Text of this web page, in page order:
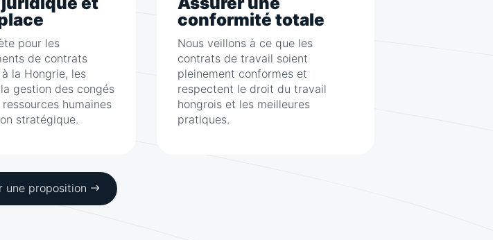
pour les
de contrats
la Hongrie, les
gestion des congés
humaines
stratégique.
conformité totale
Nous veillons à ce que les
contrats de travail soient
pleinement conformes et
respectent le droit du travail
hongrois et les meilleures
pratiques.
une proposition